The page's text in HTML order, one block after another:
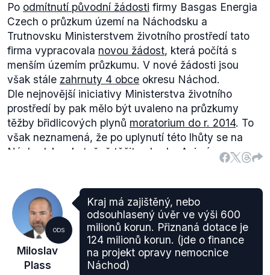
Po odmítnutí původní žádosti firmy Basgas Energia
Czech o průzkum území na Náchodsku a
Trutnovsku Ministerstvem životního prostředí tato
firma vypracovala novou žádost, která počítá s
menším územím průzkumu. V nové žádosti jsou
však stále zahrnuty 4 obce okresu Náchod.
Dle nejnovější iniciativy Ministerstva životního
prostředí by pak mělo být uvaleno na průzkumy
těžby břidlicových plynů moratorium do r. 2014. To
však neznamená, že po uplynutí této lhůty se na
Náchodsku skutečně těžit nebude. Ani sám
současný ministr životního prostředí se výhledově k
když vrozhovoru pro Lidové noviny
prohlásil:
„Přiznávám, že nejsem příznivcem generálního
zákazu".
V červnu 2012 se do kauzy vložil také Senát ČR,
když byl senátory ODS a ČSSD Jiřím Oberfalzerem
a Pavlem Trpákem předložen návrh zákona, který
ODS
Miloslav
Plass
Kraj má zajištěný, nebo
odsouhlasený úvěr ve výši 600
milionů korun. Přiznaná dotace je
124 milionů korun. (jde o finance
na projekt opravy nemocnice
Náchod)